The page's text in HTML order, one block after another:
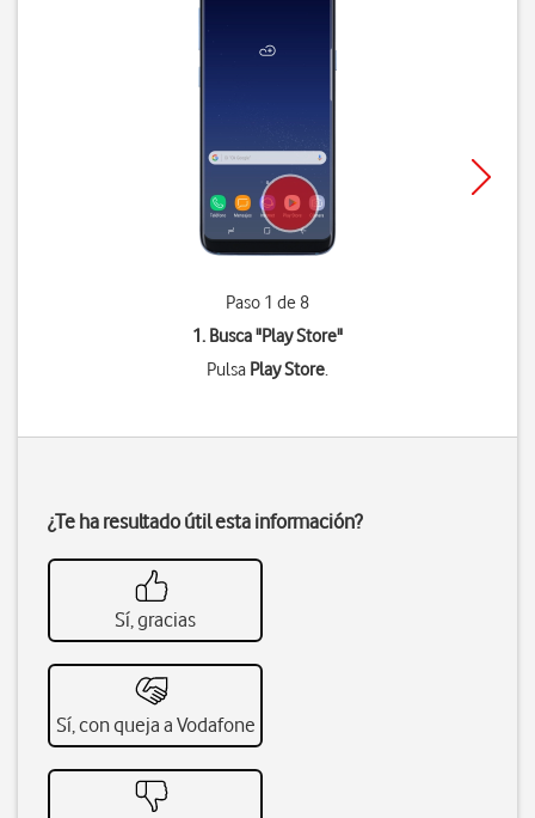
Paso 1 de 8
1. Busca "Play Store"
Pulsa Play Store.
¿Te ha resultado útil esta información?
Sí, gracias
Sí, con queja a Vodafone